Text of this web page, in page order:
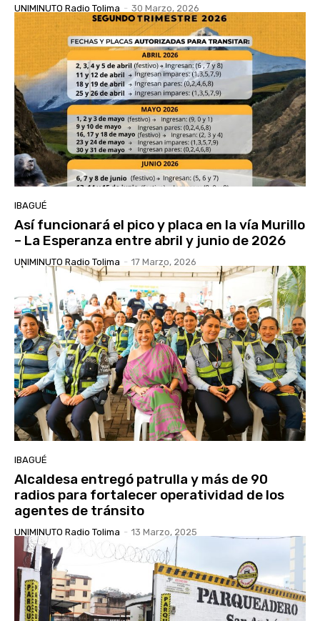
UNIMINUTO Radio Tolima - 30 Marzo, 2026
IBAGUÉ
Así funcionará el pico y placa en la vía Murillo
– La Esperanza entre abril y junio de 2026
UNIMINUTO Radio Tolima - 17 Marzo, 2026
IBAGUÉ
Alcaldesa entregó patrulla y más de 90
radios para fortalecer operatividad de los
agentes de tránsito
UNIMINUTO Radio Tolima - 13 Marzo, 2025